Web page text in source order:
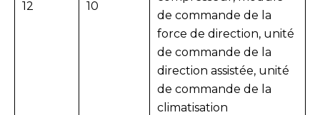
12 10
de commande de la
force de direction, unité
de commande de la
direction assistée, unité
de commande de la
climatisation